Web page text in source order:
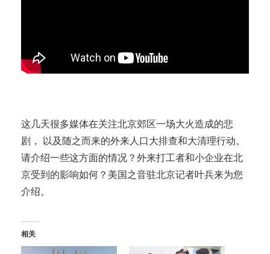
这几天很多媒体在关注北京郊区一场大火造成的悲
剧， 以及随之而来的外来人口大排查和大清理行动。
请介绍一些这方面的情况？外来打工者和小企业在北
京受到的影响如何？美国之音驻北京记者叶兵来为您
介绍。
相关